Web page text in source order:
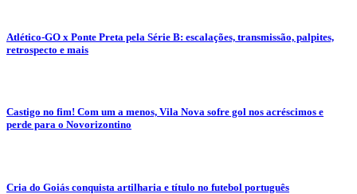
Atlético-GO x Ponte Preta pela Série B: escalações, transmissão, palpites,
retrospecto e mais
Castigo no fim! Com um a menos, Vila Nova sofre gol nos acréscimos e
perde para o Novorizontino
Cria do Goiás conquista artilharia e título no futebol português